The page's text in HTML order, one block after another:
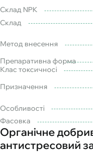
Склад NPK
Склад
Метод внесення
Препаративна форма
Клас токсичносі
Призначення
Особливості
Фасовка
Органічне
антистресовий